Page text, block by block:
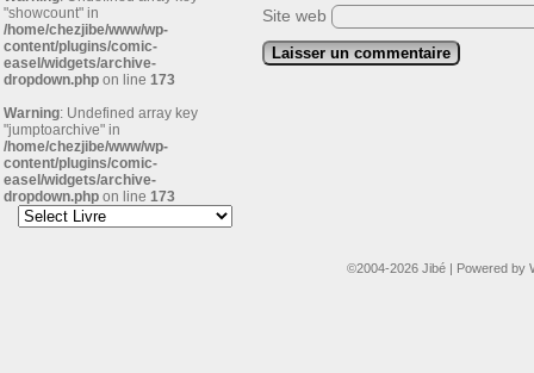
"showcount" in
/home/chezjibe/www/wp-
content/plugins/comic-
easel/widgets/archive-
dropdown.php on line 173
Warning: Undefined array key
"jumptoarchive" in
/home/chezjibe/www/wp-
content/plugins/comic-
easel/widgets/archive-
dropdown.php on line 173
Site web
©2004-2026 Jibé | Powered by